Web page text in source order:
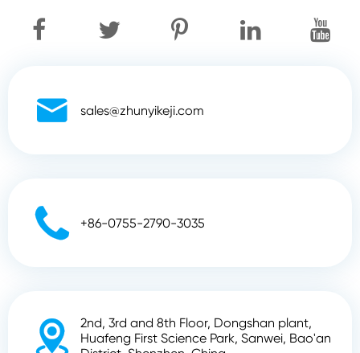
 sales@zhunyikeji.com
 +86-0755-2790-3035

2nd, 3rd and 8th Floor, Dongshan plant,
Huafeng First Science Park, Sanwei, Bao'an